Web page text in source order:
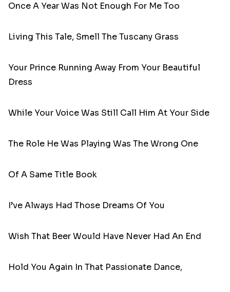
Once A Year Was Not Enough For Me Too
Living This Tale, Smell The Tuscany Grass
Your Prince Running Away From Your Beautiful
Dress
While Your Voice Was Still Call Him At Your Side
The Role He Was Playing Was The Wrong One
Of A Same Title Book
I’ve Always Had Those Dreams Of You
Wish That Beer Would Have Never Had An End
Hold You Again In That Passionate Dance,